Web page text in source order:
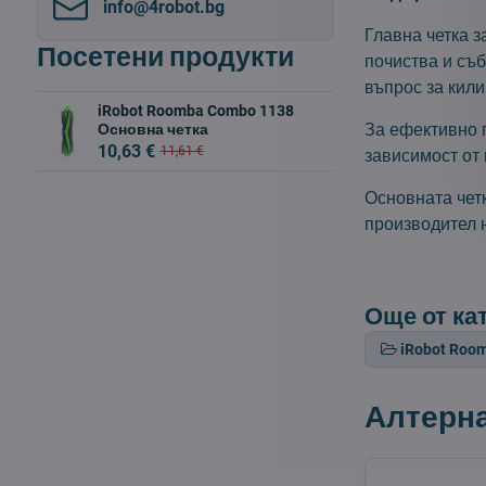
Главна четка
почиства и
въпрос за
За ефективно
зависимост от
Основната
производител
Още от
iRobot
info​@4robot​.bg
Посетени продукти
iRobot Roomba Combo 1138
Основна четка
10,63 € 11,61 €